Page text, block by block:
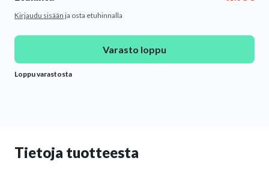
Kirjaudu sisään ja osta etuhinnalla
Varasto loppu
Loppu varastosta
Tietoja tuotteesta